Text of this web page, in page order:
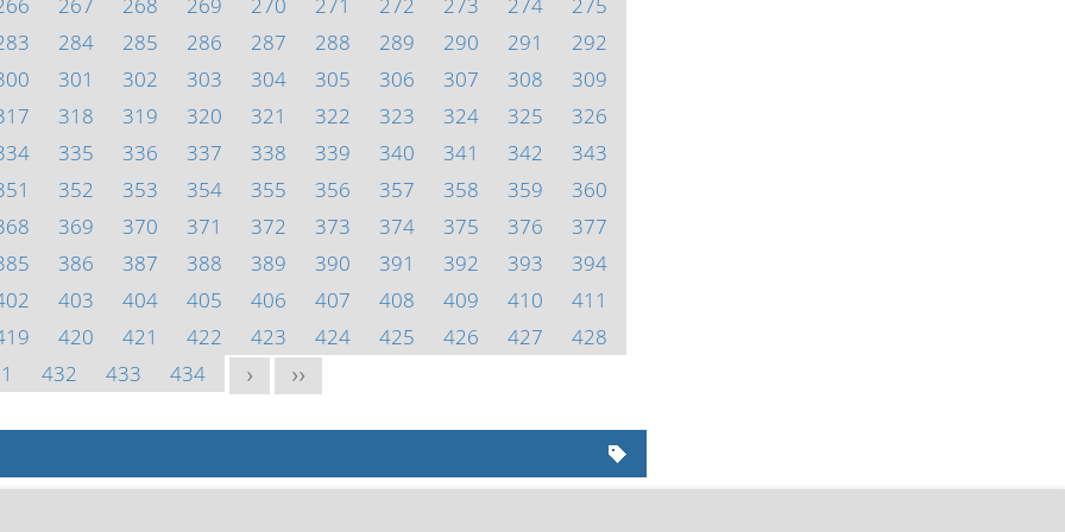
284 285 286 287 288 289 290 291
292
301 302 303 304 305 306 307 308
309
318 319 320 321 322 323 324 325
326
335 336 337 338 339 340 341 342
343
352 353 354 355 356 357 358 359
360
369 370 371 372 373 374 375 376
377
386 387 388 389 390 391 392 393
394
403 404 405 406 407 408 409 410
411
420 421 422 423 424 425 426 427
428
432 433 434 > >>